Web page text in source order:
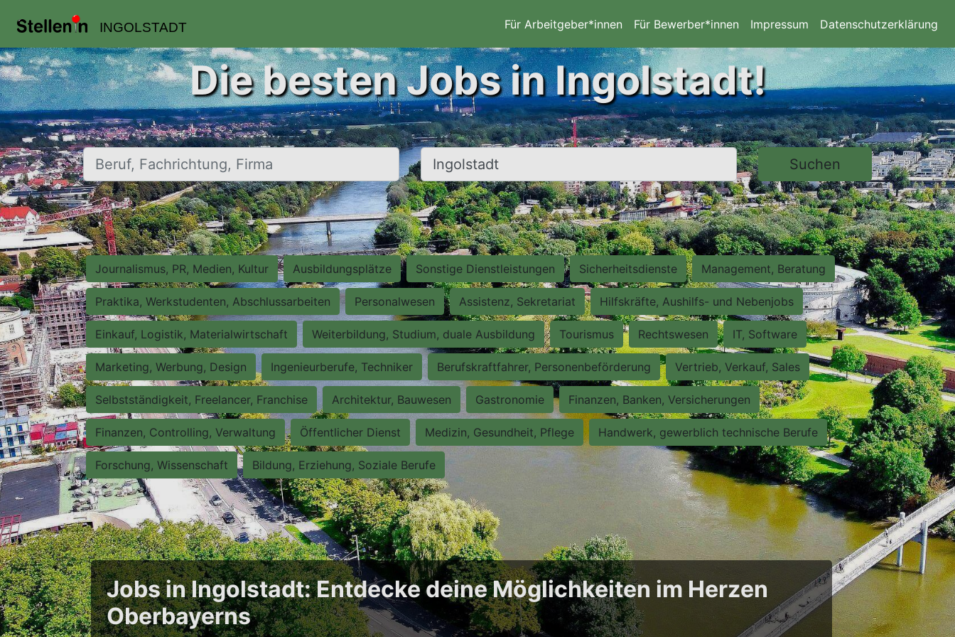
INGOLSTADT Für Arbeitgeber*innen Für Bewerber*innen Impressum Datenschutzerklärung
Die besten Jobs in Ingolstadt!
Beruf, Fachrichtung, Firma Ort, Stadt Suchen
Journalismus, PR, Medien, Kultur Ausbildungsplätze Sonstige Dienstleistungen Sicherheitsdienste Management, Beratung
Praktika, Werkstudenten, Abschlussarbeiten Personalwesen Assistenz, Sekretariat Hilfskräfte, Aushilfs- und Nebenjobs
Einkauf, Logistik, Materialwirtschaft Weiterbildung, Studium, duale Ausbildung Tourismus Rechtswesen IT, Software
Marketing, Werbung, Design Ingenieurberufe, Techniker Berufskraftfahrer, Personenbeförderung Vertrieb, Verkauf, Sales
Selbstständigkeit, Freelancer, Franchise Architektur, Bauwesen Gastronomie Finanzen, Banken, Versicherungen
Finanzen, Controlling, Verwaltung Öffentlicher Dienst Medizin, Gesundheit, Pflege Handwerk, gewerblich technische Berufe
Forschung, Wissenschaft Bildung, Erziehung, Soziale Berufe
Jobs in Ingolstadt: Entdecke deine Möglichkeiten im Herzen
Oberbayerns